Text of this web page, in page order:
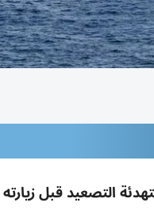
خلال 3-4 أشهر؛ ترامب يسعى لتهدئة التصعيد قبل زيارته